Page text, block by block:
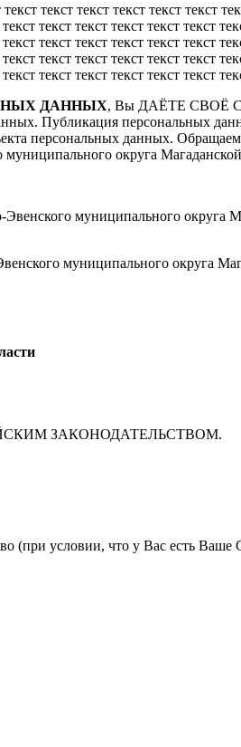
текст текст текст текст текст
текст текст текст текст текст
текст текст текст текст текст
текст текст текст текст текст
текст текст текст текст текст
ДАННЫХ, Вы ДАЁТЕ СВОЁ
Публикация персональных
персональных данных.
округа
муниципального округа
муниципального округа
ЗАКОНОДАТЕЛЬСТВОМ.
условии, что у Вас есть Ваше